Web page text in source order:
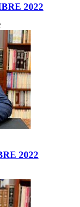
2022
2022